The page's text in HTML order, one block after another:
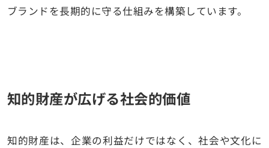
ブランドを長期的に守る仕組みを構築しています。
知的財産が広げる社会的価値
知的財産は、企業の利益だけではなく、社会や文化に